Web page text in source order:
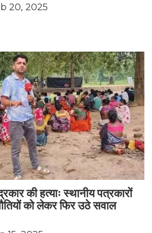
20, 2025
की हत्याः स्थानीय पत्रकारों
को लेकर फिर उठे सवाल